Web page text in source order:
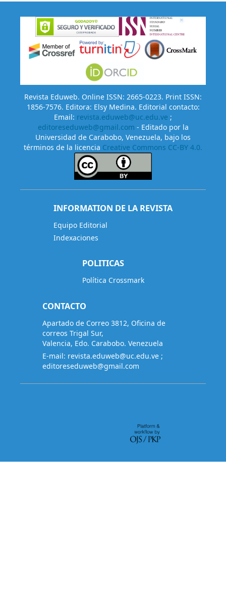
Revista Eduweb. Online ISSN: 2665-0223. Print ISSN:
1856-7576. Editora: Elsy Medina. Editorial contacto:
Email: revista.eduweb@uc.edu.ve ;
editoreseduweb@gmail.com - Editado por la
Universidad de Carabobo, Venezuela, bajo los
términos de la licencia Creative Commons CC-BY 4.0.
INFORMATION DE LA REVISTA
Equipo Editorial
Indexaciones
POLITICAS
Política Crossmark
CONTACTO
Apartado de Correo 3812, Oficina de
correos Trigal Sur,
Valencia, Edo. Carabobo. Venezuela
E-mail: revista.eduweb@uc.edu.ve ;
editoreseduweb@gmail.com